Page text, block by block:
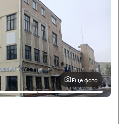
Еще фото